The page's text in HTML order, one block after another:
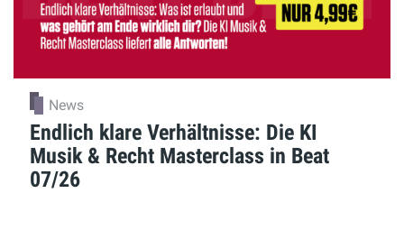
News
Endlich klare Verhältnisse: Die KI
Musik & Recht Masterclass in Beat
07/26